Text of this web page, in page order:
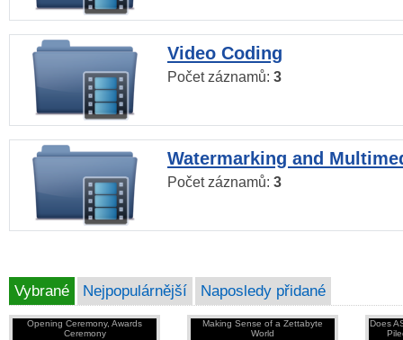
Video Coding
Počet záznamů: 3
Watermarking and
Počet záznamů: 3
Vybrané Nejpopulárnější Naposledy přidané
Opening Ceremony, Awards
Ceremony
Making Sense of a Zettabyte
World
Does